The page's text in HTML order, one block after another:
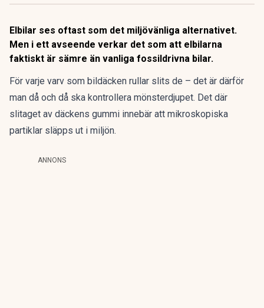
Elbilar ses oftast som det miljövänliga alternativet.
Men i ett avseende verkar det som att elbilarna
faktiskt är sämre än vanliga fossildrivna bilar.
För varje varv som bildäcken rullar slits de – det är därför
man då och då ska kontrollera mönsterdjupet. Det där
slitaget av däckens gummi innebär att mikroskopiska
partiklar släpps ut i miljön.
ANNONS